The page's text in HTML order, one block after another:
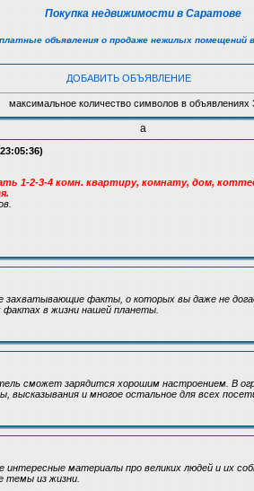
Покупка недвижимости в Саратове
объявления о продаже нежилых помещений
ДОБАВИТЬ ОБЪЯВЛЕНИЕ
максимальное количество символов в объявлениях
а
1-2-3-4 комн. квартиру, комнату, дом,
захватывающие факты, о которых вы даже не
в жизни нашей планеты.
сможет зарядится хорошим настроением. В
высказывания и многое остальное для всех
материалы про великих людей и их
темы из жизни.